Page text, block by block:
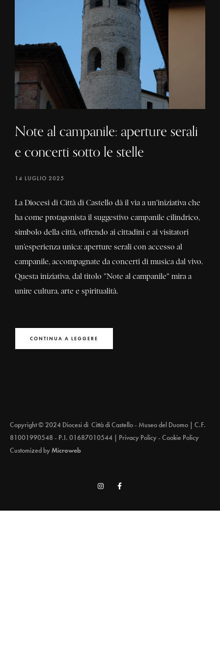
Note al campanile: aperture serali
e concerti sotto le stelle
14 LUGLIO 2025
La Diocesi di Città di Castello dà il via a un'iniziativa che
ha come protagonista il suggestivo campanile cilindrico,
simbolo della città, offrendo ai cittadini e ai visitatori
un’esperienza unica: aperture serali con accesso al
campanile, accompagnate da concerti di musica dal vivo.
Questa iniziativa, dal titolo "Note al campanile" mira a
unire cultura, arte e spiritualità.
CONTINUA A LEGGERE
Copyright © 2024 Diocesi di Città di Castello - Museo del Duomo | C.F.
81001990548 - P.I. 01687010544 | Privacy Policy- Cookie Policy
Customized byMicroweb